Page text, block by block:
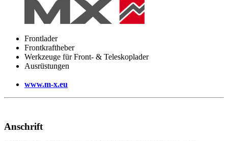
Frontlader
Frontkraftheber
Werkzeuge für Front- & Teleskoplader
Ausrüstungen
www.m-x.eu
Anschrift